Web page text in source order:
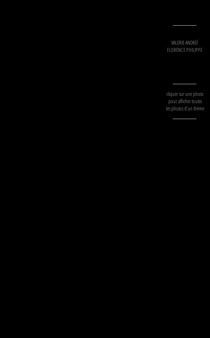
VALERIE ANDREÏ
FLORENCE PHILIPPE
cliquer sur une photo
pour afficher toutes
les photos d'un thème